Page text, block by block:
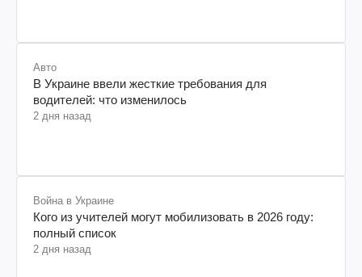
Авто
В Украине ввели жесткие требования для
водителей: что изменилось
2 дня назад
Война в Украине
Кого из учителей могут мобилизовать в 2026 году:
полный список
2 дня назад